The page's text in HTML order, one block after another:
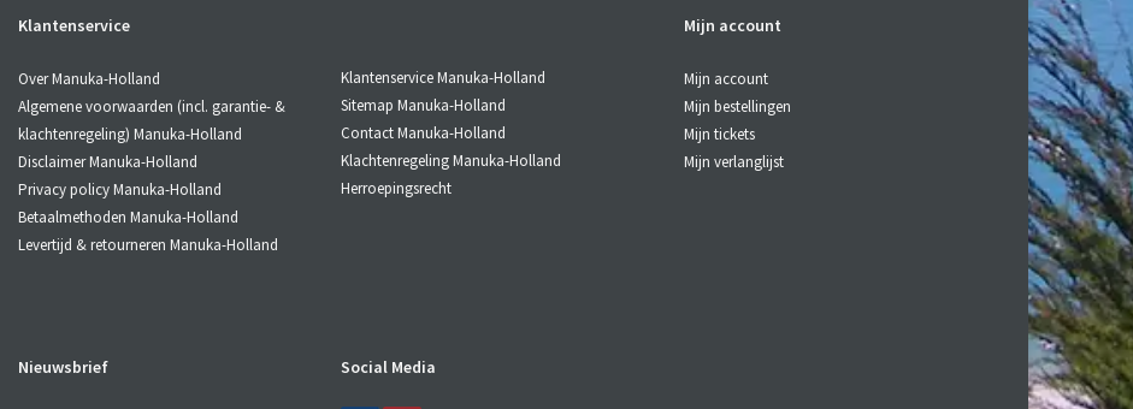
Wordt gebruikt voor de onzuivere/gevoelige huid.
Beschermt tegen irritatie van de gevoelige/allergische huid.
Beschermt tegen roodheid veroorzaakt door weersinvloeden, en helpt tegen geïrriteerde
slijmvliezen.
Kan gebruikt worden voor het gehele lichaam of als reinigingsolie voor de het gezicht.
Klantenservice
Over Manuka-Holland
Algemene voorwaarden (incl. garantie- &
klachtenregeling) Manuka-Holland
Disclaimer Manuka-Holland
Privacy policy Manuka-Holland
Betaalmethoden Manuka-Holland
Levertijd & retourneren Manuka-Holland
Klantenservice Manuka-Holland
Sitemap Manuka-Holland
Contact Manuka-Holland
Klachtenregeling Manuka-Holland
Herroepingsrecht
Mijn account
Mijn account
Mijn bestellingen
Mijn tickets
Mijn verlanglijst
Nieuwsbrief Social Media